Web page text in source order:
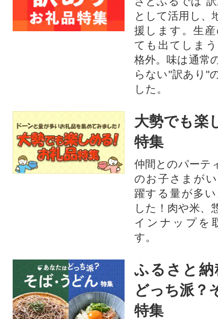
として活用し、
援します。⽣
ても出てしま
格外。味は通常
らない"訳あり"
した。
大勢でも楽
特集
仲間とのパーテ
のお子さまが
躍する量が多
した！肉や米、
インナップを
す。
ふるさと
どっち派？
特集